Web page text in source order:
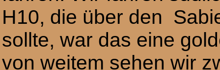
H10, die über den
sollte, war das eine
von weitem sehen wir